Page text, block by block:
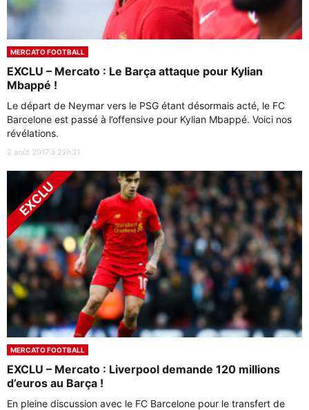
MERCATO FOOTBALL
EXCLU – Mercato : Le Barça attaque pour Kylian
Mbappé !
Le départ de Neymar vers le PSG étant désormais acté, le FC
Barcelone est passé à l’offensive pour Kylian Mbappé. Voici nos
révélations.
2 août 2017 à 22h31
MERCATO FOOTBALL
EXCLU – Mercato : Liverpool demande 120 millions
d’euros au Barça !
En pleine discussion avec le FC Barcelone pour le transfert de